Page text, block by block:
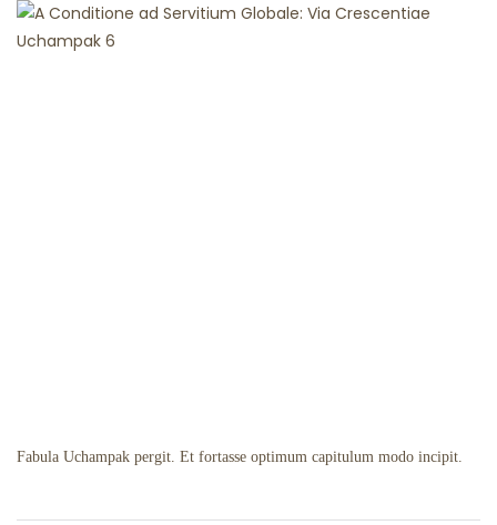
Fabula Uchampak pergit. Et fortasse optimum capitulum modo incipit.